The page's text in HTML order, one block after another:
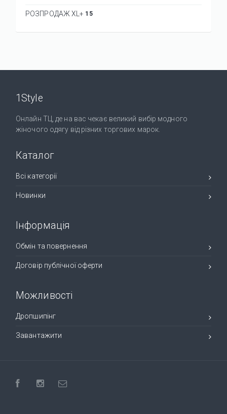
РОЗПРОДАЖ XL+ 15
1Style
Онлайн ТЦ, де на вас чекає великий вибір модного
жіночого одягу від різних торгових марок.
Каталог
Всі категорії
Новинки
Інформація
Обмін та повернення
Договір публічної оферти
Можливості
Дропшипінг
Завантажити